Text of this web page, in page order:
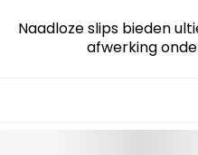
Naadloze slips bieden
afwerking